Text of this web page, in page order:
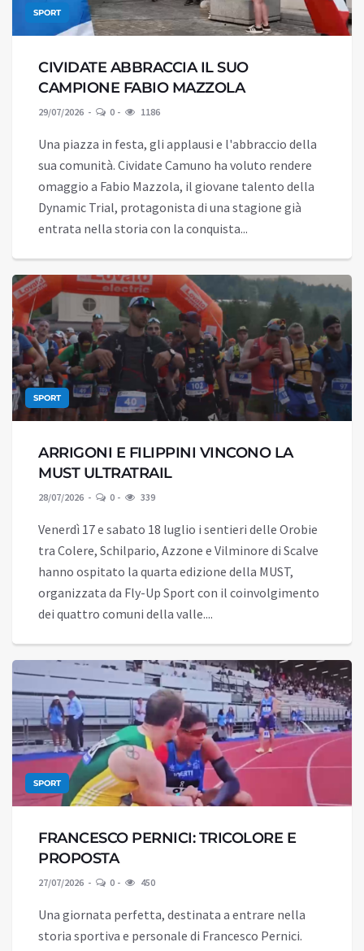
SPORT
CIVIDATE ABBRACCIA IL SUO
CAMPIONE FABIO MAZZOLA
29/07/2026 0 1186
Una piazza in festa, gli applausi e l'abbraccio della
sua comunità. Cividate Camuno ha voluto rendere
omaggio a Fabio Mazzola, il giovane talento della
Dynamic Trial, protagonista di una stagione già
entrata nella storia con la conquista...
SPORT
ARRIGONI E FILIPPINI VINCONO LA
MUST ULTRATRAIL
28/07/2026 0 339
Venerdì 17 e sabato 18 luglio i sentieri delle Orobie
tra Colere, Schilpario, Azzone e Vilminore di Scalve
hanno ospitato la quarta edizione della MUST,
organizzata da Fly-Up Sport con il coinvolgimento
dei quattro comuni della valle....
SPORT
FRANCESCO PERNICI: TRICOLORE E
PROPOSTA
27/07/2026 0 450
Una giornata perfetta, destinata a entrare nella
storia sportiva e personale di Francesco Pernici.